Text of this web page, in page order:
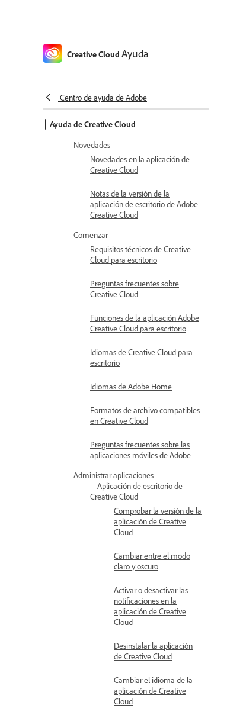
Creative Cloud Ayuda
Centro de ayuda de Adobe
Ayuda de Creative Cloud
Novedades
Novedades en la aplicación de
Creative Cloud
Notas de la versión de la
aplicación de escritorio de Adobe
Creative Cloud
Comenzar
Requisitos técnicos de Creative
Cloud para escritorio
Preguntas frecuentes sobre
Creative Cloud
Funciones de la aplicación Adobe
Creative Cloud para escritorio
Idiomas de Creative Cloud para
escritorio
Idiomas de Adobe Home
Formatos de archivo compatibles
en Creative Cloud
Preguntas frecuentes sobre las
aplicaciones móviles de Adobe
Administrar aplicaciones
Aplicación de escritorio de
Creative Cloud
Comprobar la versión de la
aplicación de Creative
Cloud
Cambiar entre el modo
claro y oscuro
Activar o desactivar las
notificaciones en la
aplicación de Creative
Cloud
Desinstalar la aplicación
de Creative Cloud
Cambiar el idioma de la
aplicación de Creative
Cloud